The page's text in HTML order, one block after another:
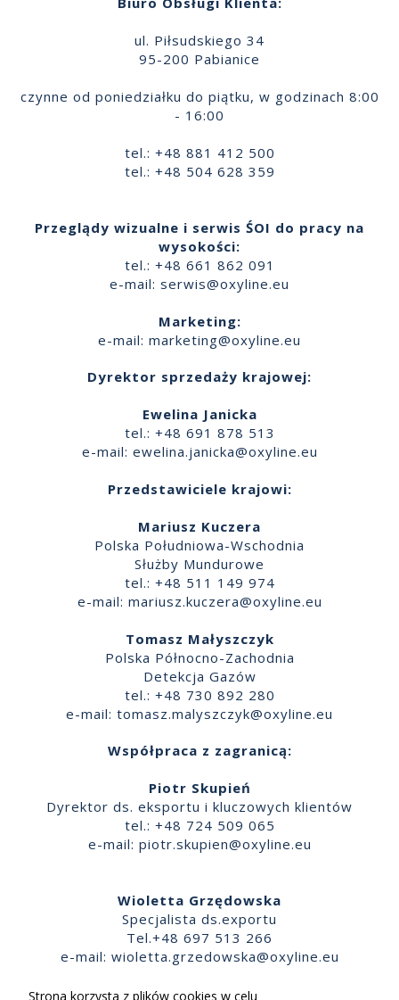
ul. Piłsudskiego 34
95-200 Pabianice
czynne od poniedziałku do piątku, w godzinach 8:00
- 16:00
tel.: +48 881 412 500
tel.: +48 504 628 359
Przeglądy wizualne i serwis ŚOI do pracy na
wysokości:
tel.: +48 661 862 091
e-mail: serwis@oxyline.eu
Marketing:
e-mail: marketing@oxyline.eu
Dyrektor sprzedaży krajowej:
Ewelina Janicka
tel.: +48 691 878 513
e-mail: ewelina.janicka@oxyline.eu
Przedstawiciele krajowi:
Mariusz Kuczera
Polska Południowa-Wschodnia
Służby Mundurowe
tel.: +48 511 149 974
e-mail: mariusz.kuczera@oxyline.eu
Tomasz Małyszczyk
Polska Północno-Zachodnia
Detekcja Gazów
tel.: +48 730 892 280
e-mail: tomasz.malyszczyk@oxyline.eu
Współpraca z zagranicą:
Piotr Skupień
Dyrektor ds. eksportu i kluczowych klientów
tel.: +48 724 509 065
e-mail: piotr.skupien@oxyline.eu
Wioletta Grzędowska
Specjalista ds.exportu
Tel.+48 697 513 266
e-mail: wioletta.grzedowska@oxyline.eu
Strona korzysta z plików cookies w celu